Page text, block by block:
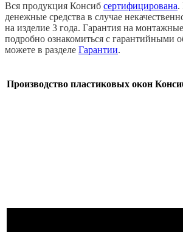
Вся продукция Консиб сертифицирована.
денежные средства в случае
на изделие 3 года. Гарантия на
подробно ознакомиться с гарантийными
можете в разделе Гарантии.
Производство пластиковых окон